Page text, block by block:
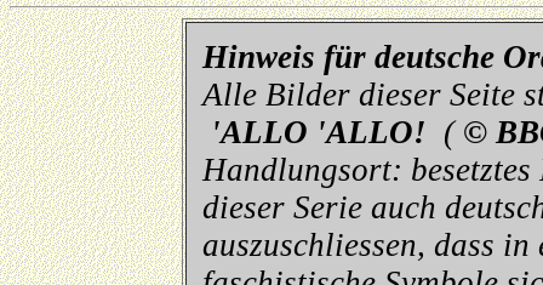
Hinweis für deutsche
Alle Bilder dieser Seite
'ALLO 'ALLO! ( ©
Handlungsort:
dieser Serie auch
auszuschliessen, dass in